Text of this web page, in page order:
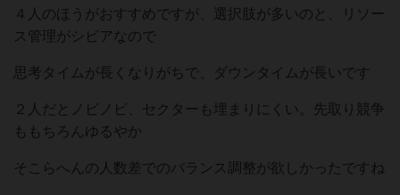
４人のほうがおすすめですが、選択肢が多いのと、リソー
ス管理がシビアなので
思考タイムが長くなりがちで、ダウンタイムが長いです
２人だとノビノビ、セクターも埋まりにくい。先取り競争
ももちろんゆるやか
そこらへんの人数差でのバランス調整が欲しかったですね